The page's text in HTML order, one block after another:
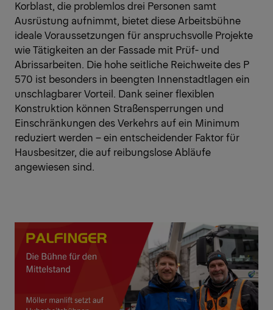
Korblast, die problemlos drei Personen samt
Ausrüstung aufnimmt, bietet diese Arbeitsbühne
ideale Voraussetzungen für anspruchsvolle Projekte
wie Tätigkeiten an der Fassade mit Prüf- und
Abrissarbeiten. Die hohe seitliche Reichweite des P
570 ist besonders in beengten Innenstadtlagen ein
unschlagbarer Vorteil. Dank seiner flexiblen
Konstruktion können Straßensperrungen und
Einschränkungen des Verkehrs auf ein Minimum
reduziert werden – ein entscheidender Faktor für
Hausbesitzer, die auf reibungslose Abläufe
angewiesen sind.